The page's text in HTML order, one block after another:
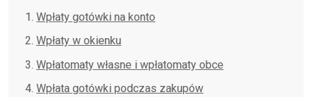
Wpłaty gotówki na konto
Wpłaty w okienku
Wpłatomaty własne i wpłatomaty obce
Wpłata gotówki podczas zakupów